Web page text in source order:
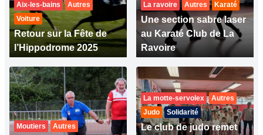
Aix-les-bains
Autres
Voiture
Retour sur la Fête de
l’Hippodrome 2025
La ravoire Autres Karaté
Une section sabre laser
au Karaté Club de La
Ravoire
Moutiers Autres
La motte-servolex
Autres
Judo
Solidarité
Le club de judo remet